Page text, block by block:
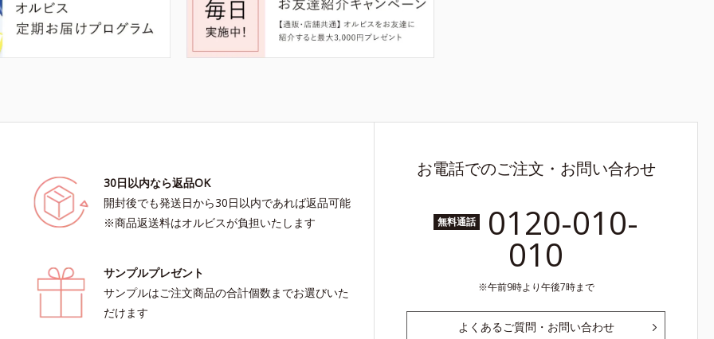
30日以内なら返品OK
開封後でも発送日から30日以内であれば返品可能
※商品返送料はオルビスが負担いたします
サンプルプレゼント
サンプルはご注文商品の合計個数までお選びいた
だけます
お電話でのご注文・お問い合わせ
無料通話 0120-010-
010
午前9時より午後7時まで
よくあるご質問・お問い合わせ